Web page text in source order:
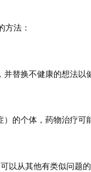
法：
替换不健康的想法以
的个体，药物治疗可
以从其他有类似问题